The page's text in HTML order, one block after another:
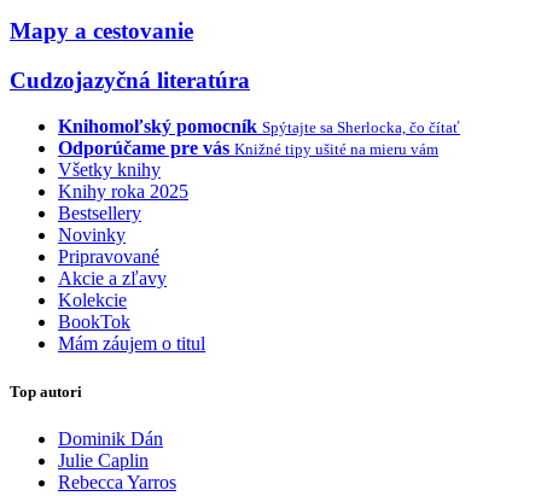
Mapy a cestovanie
Cudzojazyčná literatúra
Knihomoľský pomocník Spýtajte sa Sherlocka, čo čítať
Odporúčame pre vás Knižné tipy ušité na mieru vám
Všetky knihy
Knihy roka 2025
Bestsellery
Novinky
Pripravované
Akcie a zľavy
Kolekcie
BookTok
Mám záujem o titul
Top autori
Dominik Dán
Julie Caplin
Rebecca Yarros